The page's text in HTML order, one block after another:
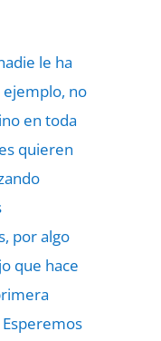
le ha
ejemplo, no
en toda
quieren
por algo
que hace